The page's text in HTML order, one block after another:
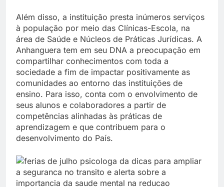
Além disso, a instituição presta inúmeros serviços
à população por meio das Clínicas-Escola, na
área de Saúde e Núcleos de Práticas Jurídicas. A
Anhanguera tem em seu DNA a preocupação em
compartilhar conhecimentos com toda a
sociedade a fim de impactar positivamente as
comunidades ao entorno das instituições de
ensino. Para isso, conta com o envolvimento de
seus alunos e colaboradores a partir de
competências alinhadas às práticas de
aprendizagem e que contribuem para o
desenvolvimento do País.